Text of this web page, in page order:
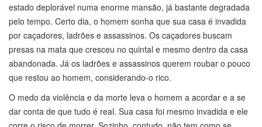
estado deplorável numa enorme mansão, já bastante degradada
pelo tempo. Certo dia, o homem sonha que sua casa é invadida
por caçadores, ladrões e assassinos. Os caçadores buscam
presas na mata que cresceu no quintal e mesmo dentro da casa
abandonada. Já os ladrões e assassinos querem roubar o pouco
que restou ao homem, considerando-o rico.
O medo da violência e da morte leva o homem a acordar e a se
dar conta de que tudo é real. Sua casa foi mesmo invadida e ele